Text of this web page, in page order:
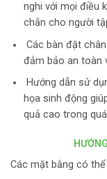
nghi với mọi điều
chắn cho người
Các bàn đặt
đảm bảo an toàn
Hướng dẫn sử
họa sinh động
quả cao trong
Các mặt bằng có